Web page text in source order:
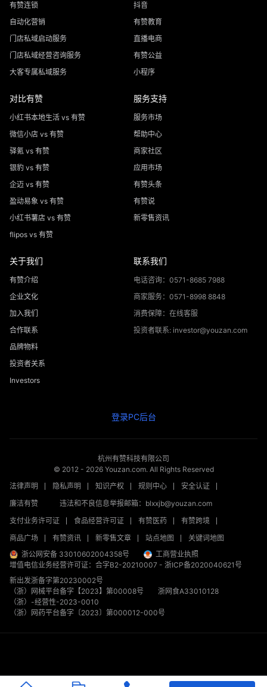
有赞连锁
自动化营销
门店私域启动服务
门店私域经营咨询服务
大客专属私域服务
抖音
有赞教育
直播电商
有赞公益
小程序
对比有赞
小红书本地生活 vs 有赞
微信小店 vs 有赞
驿氪 vs 有赞
银豹 vs 有赞
企迈 vs 有赞
盈动易象 vs 有赞
小红书薯店 vs 有赞
flipos vs 有赞
服务支持
服务市场
帮助中心
商家社区
应用市场
有赞头条
有赞说
新零售资讯
关于我们
有赞介绍
企业文化
加入我们
合作联系
品牌物料
投资者关系
Investors
联系我们
电话咨询：0571-8685 7988
商家服务：0571-8998 8848
消费保障：在线客服
投资者联系: investor@youzan.com
登录PC后台
杭州有赞科技有限公司
© 2012 - 2026Youzan.com. All Rights Reserved
法律声明
隐私声明 知识产权 规则中心
安全认证
廉洁有赞
违法和不良信息举报邮箱：blxxjb@youzan.com
支付业务许可证
食品经营许可证 有赞医药
有赞跨境
商品广场
有赞资讯 新零售文章 站点地图
关键词地图
浙公网安备 33010602004358号
工商营业执照
增值电信业务经营许可证：合字B2-20210007 - 浙ICP备2020040621号
新出发浙备字第20230002号
（浙）网械平台备字【2023】第00008号
浙网食A33010128
（浙）-经营性-2023-0010
（浙）网药平台备字〔2023〕第000012-000号